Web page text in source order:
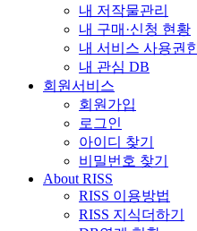
내 저작물관리
내 구매·신청 현황
내 서비스 사용권
내 관심 DB
회원서비스
회원가입
로그인
아이디 찾기
비밀번호 찾기
About RISS
RISS 이용방법
RISS 지식더하기